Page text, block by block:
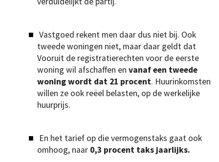
Vastgoed rekent men daar dus niet bij. Ook
tweede woningen niet, maar daar geldt dat
Vooruit de registratierechten voor de eerste
woning wil afschaffen en vanaf een tweede
woning wordt dat 21 procent. Huurinkomsten
willen ze ook reëel belasten, op de werkelijke
huurprijs.
En het tarief op die vermogenstaks gaat ook
omhoog, naar 0,3 procent taks jaarlijks.